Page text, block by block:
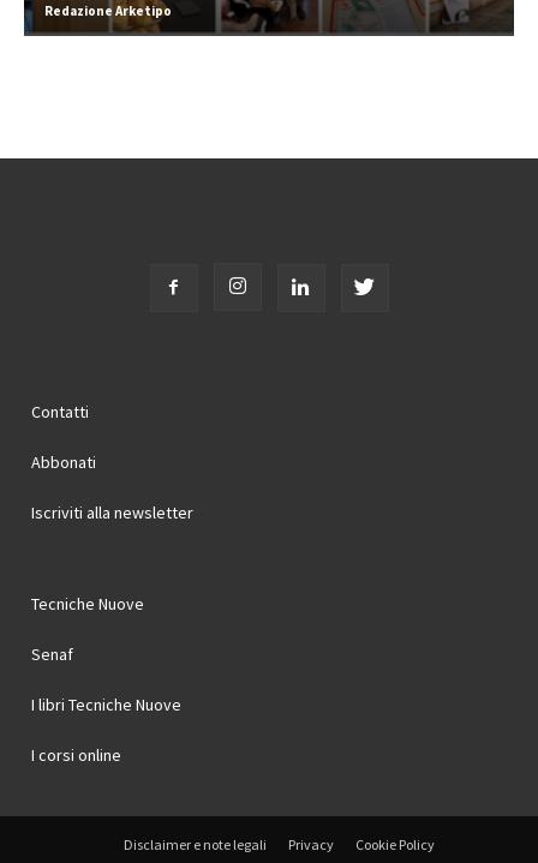
Redazione Arketipo
Contatti
Abbonati
Iscriviti alla newsletter
Tecniche Nuove
Senaf
I libri Tecniche Nuove
I corsi online
Disclaimer e note legali Privacy Cookie Policy